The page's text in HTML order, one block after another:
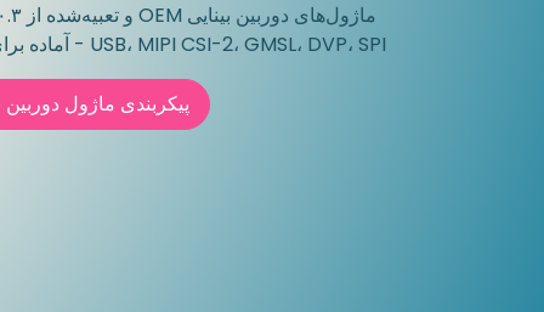
USB، MIPI CSI-2، GMSL، DVP، SPI - آماده برای ادغام یا سفارشی‌سازی کامل ​
پیکربندی ماژول